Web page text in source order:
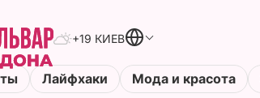
+19 КИЕВ
Лайфхаки Мода и красота